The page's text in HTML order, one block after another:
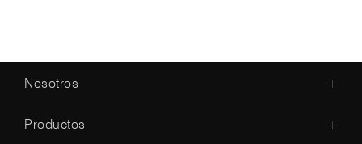
Nosotros +
Productos +